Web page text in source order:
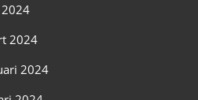
2024
2024